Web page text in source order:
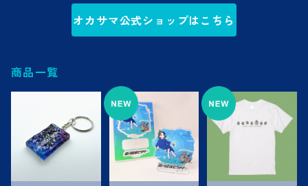
オカサマ公式ショップはこちら
商品一覧